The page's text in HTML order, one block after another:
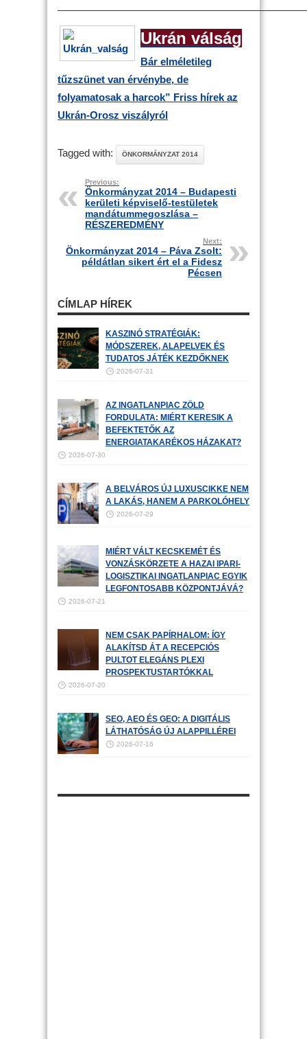
Ukrán válság
Bár elméletileg
tűzszünet van érvénybe, de
folyamatosak a harcok” Friss hírek az
Ukrán-Orosz viszályról
Tagged with: ÖNKORMÁNYZAT 2014
Previous:
Önkormányzat 2014 – Budapesti
kerületi képviselő-testületek
mandátummegoszlása –
RÉSZEREDMÉNY
Next:
Önkormányzat 2014 – Páva Zsolt:
példátlan sikert ért el a Fidesz
Pécsen
CÍMLAP HÍREK
KASZINÓ STRATÉGIÁK:
MÓDSZEREK, ALAPELVEK ÉS
TUDATOS JÁTÉK KEZDŐKNEK
2026-07-31
AZ INGATLANPIAC ZÖLD
FORDULATA: MIÉRT KERESIK A
BEFEKTETŐK AZ
ENERGIATAKARÉKOS HÁZAKAT?
2026-07-30
A BELVÁROS ÚJ LUXUSCIKKE NEM
A LAKÁS, HANEM A PARKOLÓHELY
2026-07-29
MIÉRT VÁLT KECSKEMÉT ÉS
VONZÁSKÖRZETE A HAZAI IPARI-
LOGISZTIKAI INGATLANPIAC EGYIK
LEGFONTOSABB KÖZPONTJÁVÁ?
2026-07-21
NEM CSAK PAPÍRHALOM: ÍGY
ALAKÍTSD ÁT A RECEPCIÓS
PULTOT ELEGÁNS PLEXI
PROSPEKTUSTARTÓKKAL
2026-07-20
SEO, AEO ÉS GEO: A DIGITÁLIS
LÁTHATÓSÁG ÚJ ALAPPILLÉREI
2026-07-16